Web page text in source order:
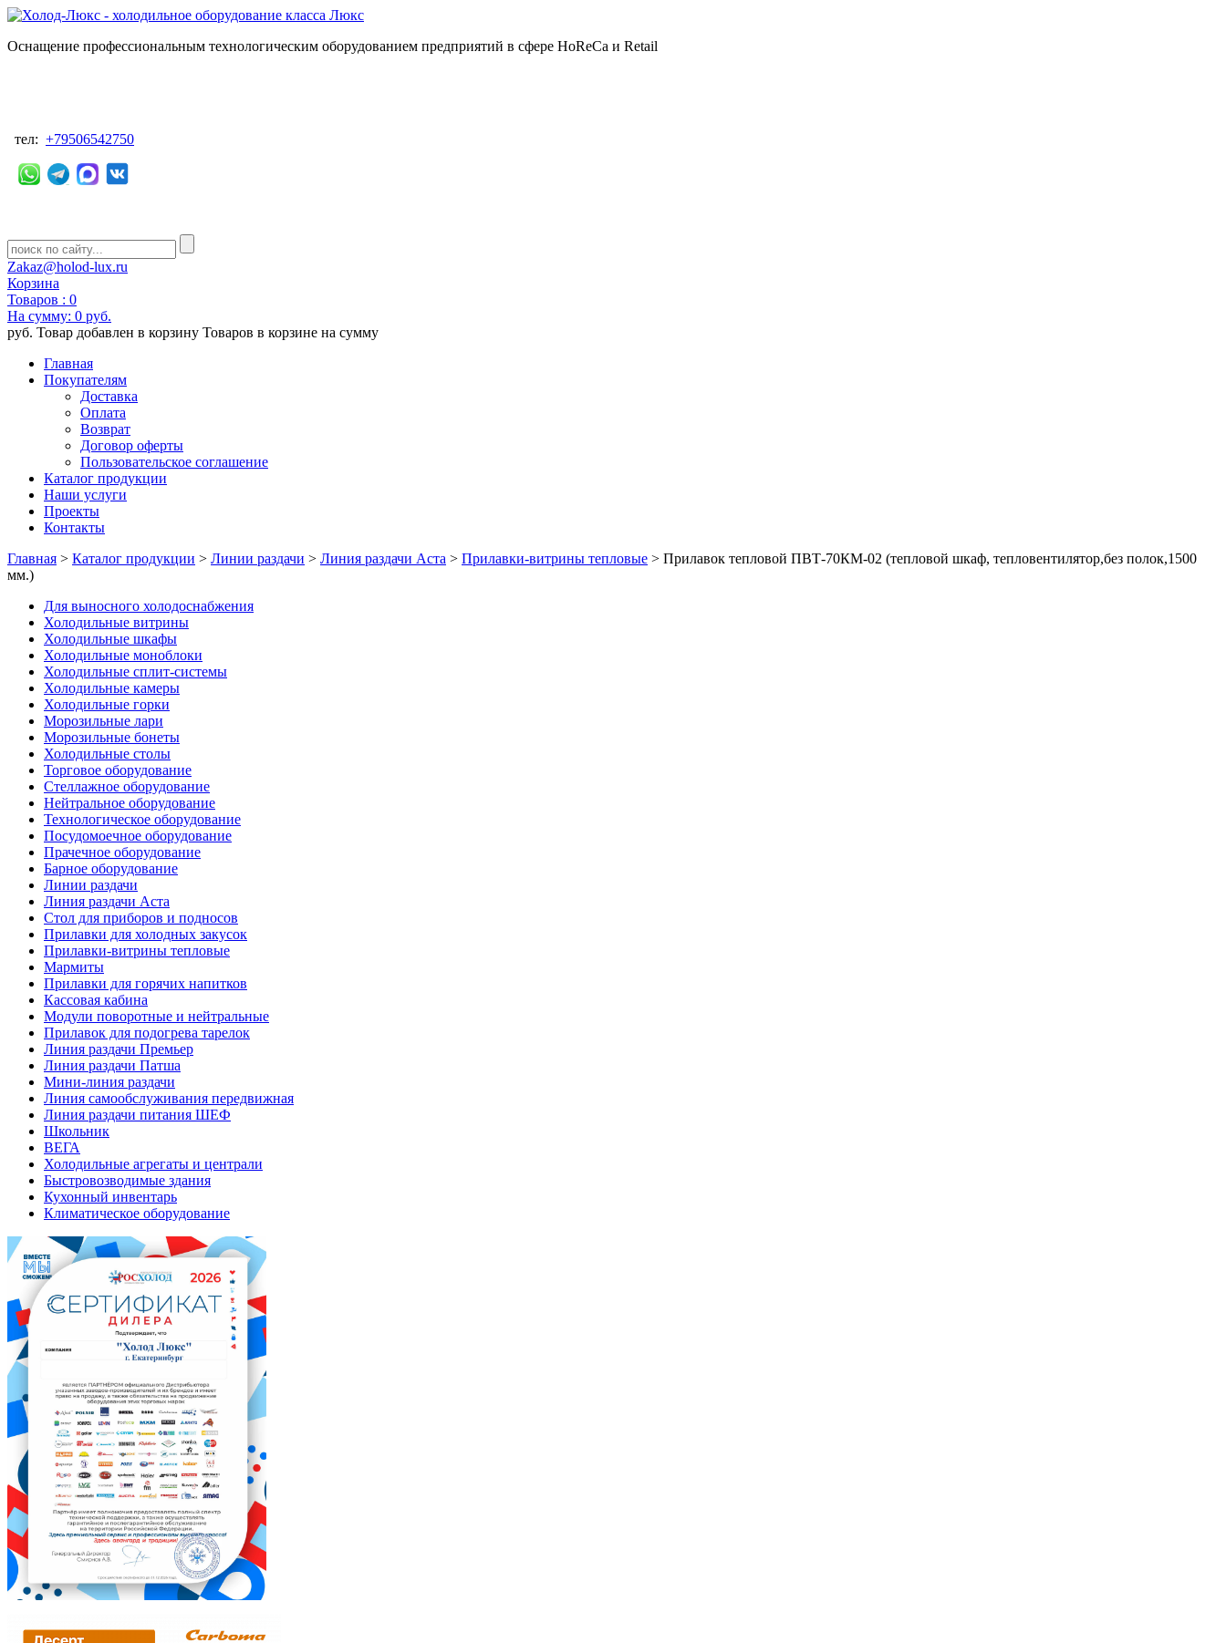
Оснащение профессиональным технологическим оборудованием предприятий в сфере HoReCa и Retail
тел: +79506542750
Zakaz@holod-lux.ru
Корзина
Товаров : 0
На сумму: 0 руб.
руб. Товар добавлен в корзину Товаров в корзине на сумму
Главная
Покупателям
Доставка
Оплата
Возврат
Договор оферты
Пользовательское соглашение
Каталог продукции
Наши услуги
Проекты
Контакты
Главная > Каталог продукции > Линии раздачи > Линия раздачи Аста > Прилавки-витрины тепловые > Прилавок тепловой ПВТ-70КМ-02 (тепловой шкаф, тепловентилятор,без полок,1500
мм.)
Для выносного холодоснабжения
Холодильные витрины
Холодильные шкафы
Холодильные моноблоки
Холодильные сплит-системы
Холодильные камеры
Холодильные горки
Морозильные лари
Морозильные бонеты
Холодильные столы
Торговое оборудование
Стеллажное оборудование
Нейтральное оборудование
Технологическое оборудование
Посудомоечное оборудование
Прачечное оборудование
Барное оборудование
Линии раздачи
Линия раздачи Аста
Стол для приборов и подносов
Прилавки для холодных закусок
Прилавки-витрины тепловые
Мармиты
Прилавки для горячих напитков
Кассовая кабина
Модули поворотные и нейтральные
Прилавок для подогрева тарелок
Линия раздачи Премьер
Линия раздачи Патша
Мини-линия раздачи
Линия самообслуживания передвижная
Линия раздачи питания ШЕФ
Школьник
ВЕГА
Холодильные агрегаты и централи
Быстровозводимые здания
Кухонный инвентарь
Климатическое оборудование